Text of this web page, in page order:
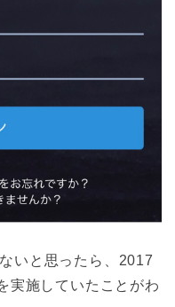
いと思ったら、2017
実施していたことがわ